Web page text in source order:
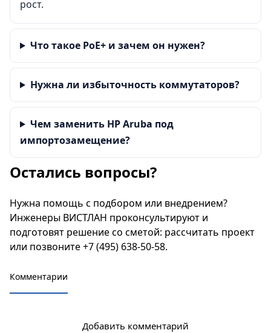
рост.
Что такое PoE+ и зачем он нужен?
Нужна ли избыточность коммутаторов?
Чем заменить HP Aruba под
импортозамещение?
Остались вопросы?
Нужна помощь с подбором или внедрением?
Инженеры ВИСТЛАН проконсультируют и
подготовят решение со сметой: рассчитать проект
или позвоните+7 (495) 638-50-58.
Комментарии
Добавить комментарий